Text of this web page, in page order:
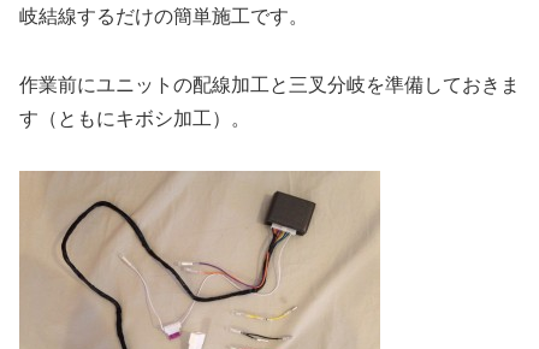
岐結線するだけの簡単施工です。
作業前にユニットの配線加工と三叉分岐を準備しておきま
す（ともにキボシ加工）。